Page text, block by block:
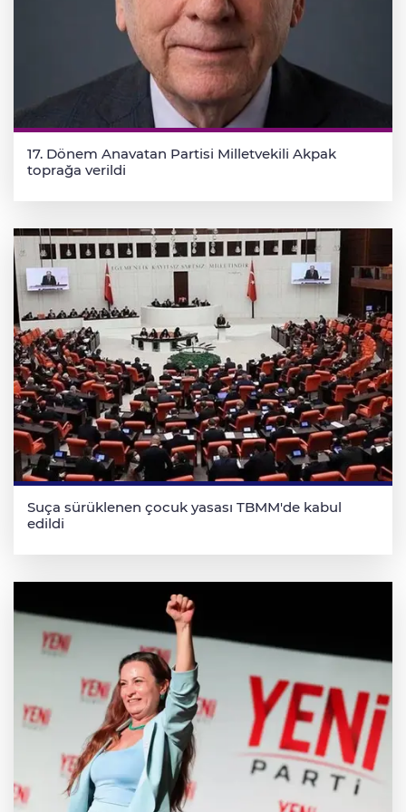
17. Dönem Anavatan Partisi Milletvekili Akpak
toprağa verildi
Suça sürüklenen çocuk yasası TBMM'de kabul
edildi